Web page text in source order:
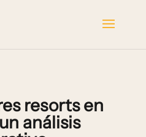
resorts en
análisis